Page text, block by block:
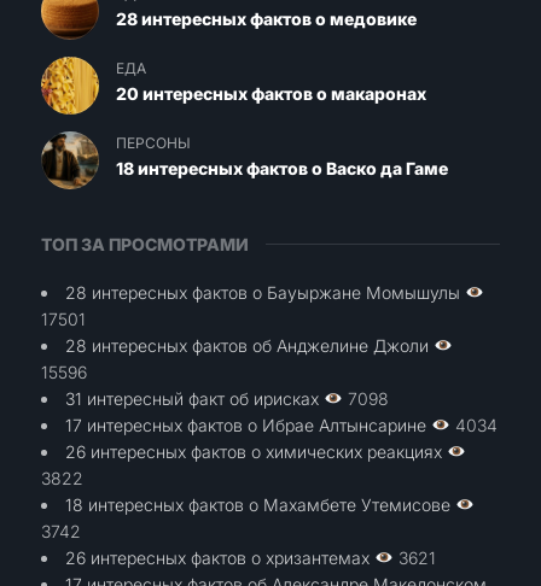
28 интересных фактов о медовике
ЕДА
20 интересных фактов о макаронах
ПЕРСОНЫ
18 интересных фактов о Васко да Гаме
ТОП ЗА ПРОСМОТРАМИ
28 интересных фактов о Бауыржане Момышулы
17501
28 интересных фактов об Анджелине Джоли
15596
31 интересный факт об ирисках
7098
17 интересных фактов о Ибрае Алтынсарине
4034
26 интересных фактов о химических реакциях
3822
18 интересных фактов о Махамбете Утемисове
3742
26 интересных фактов о хризантемах
3621